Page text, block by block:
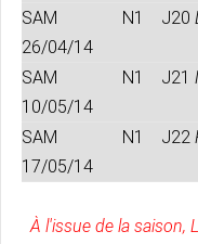
SAM
26/04/14
N1 J20
SAM
10/05/14
N1 J21
SAM
17/05/14
N1 J22
À l'issue de la saison,